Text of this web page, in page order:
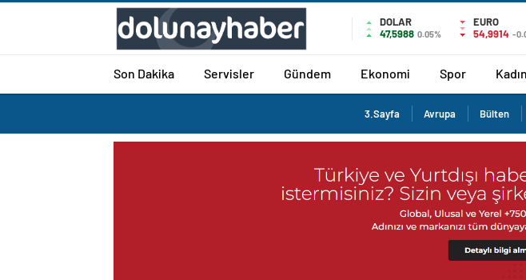
DOLAR
47,5988 0.05%
EURO
54,9914 -
Son Dakika Servisler Gündem Ekonomi Spor Kadın
3.Sayfa Avrupa Bülten